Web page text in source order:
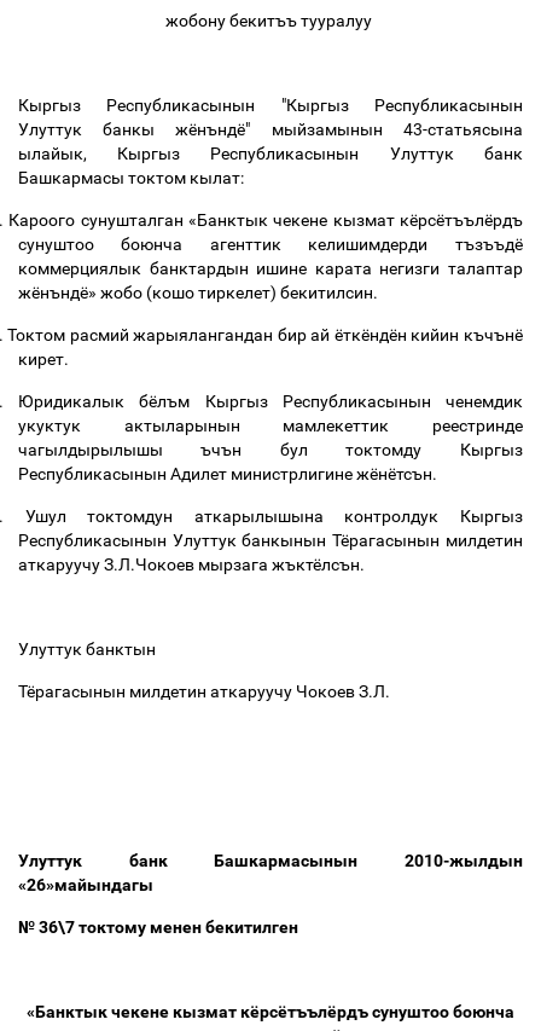
жобону бекитъъ тууралуу
Кыргыз Республикасынын "Кыргыз Республикасынын
Улуттук банкы жёнъндё" мыйзамынын 43-статьясына
ылайык, Кыргыз Республикасынын Улуттук банк
Башкармасы токтом кылат:
Кароого сунушталган «Банктык чекене кызмат кёрсётъълёрдъ
сунуштоо боюнча агенттик келишимдерди тъзъъдё
коммерциялык банктардын ишине карата негизги талаптар
жёнъндё» жобо (кошо тиркелет) бекитилсин.
Токтом расмий жарыялангандан бир ай ёткёндён кийин къчънё
кирет.
Юридикалык бёлъм Кыргыз Республикасынын ченемдик
укуктук актыларынын мамлекеттик реестринде
чагылдырылышы ъчън бул токтомду Кыргыз
Республикасынын Адилет министрлигине жёнётсън.
Ушул токтомдун аткарылышына контролдук Кыргыз
Республикасынын Улуттук банкынын Тёрагасынын милдетин
аткаруучу З.Л.Чокоев мырзага жъктёлсън.
Улуттук банктын
Тёрагасынын милдетин аткаруучу Чокоев З.Л.
Улуттук банк Башкармасынын 2010-жылдын
«26»майындагы
№ 36\7 токтому менен бекитилген
«Банктык чекене кызмат кёрсётъълёрдъ сунуштоо боюнча